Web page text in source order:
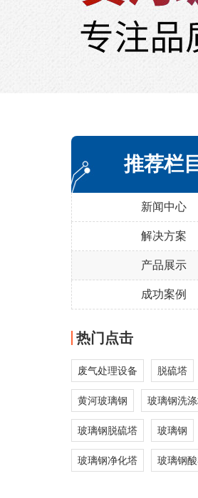
推荐栏目
新闻中心
解决方案
产品展示
成功案例
热门点击
废气处理设备 脱硫塔
黄河玻璃钢 玻璃钢洗
玻璃钢脱硫塔 玻璃钢
玻璃钢净化塔 玻璃钢